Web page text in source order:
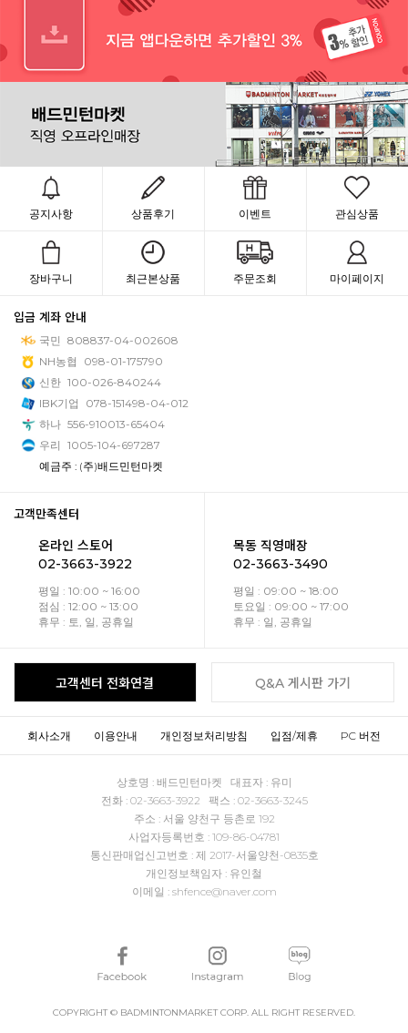
공지사항 상품후기 이벤트 관심상품
장바구니 최근본상품 주문조회 마이페이지
입금 계좌 안내
국민 808837-04-002608
NH농협
098-01-175790
신한 100-026-840244
IBK기업
078-151498-04-012
하나 556-910013-65404
우리 1005-104-697287
예금주 : (주)배드민턴마켓
고객만족센터
온라인 스토어
02-3663-3922
평일 : 10:00 ~ 16:00
점심 : 12:00 ~ 13:00
휴무 : 토, 일, 공휴일
목동 직영매장
02-3663-3490
평일 : 09:00 ~ 18:00
토요일 : 09:00 ~ 17:00
휴무 : 일, 공휴일
고객센터 전화연결 Q&A 게시판 가기
회사소개 이용안내 개인정보처리방침 입점/제휴 PC 버전
상호명 : 배드민턴마켓 대표자 : 유미
전화 : 02-3663-3922 팩스 : 02-3663-3245
주소 : 서울 양천구 등촌로 192
사업자등록번호 : 109-86-04781
통신판매업신고번호 : 제 2017-서울양천-0835호
개인정보책임자 : 유인철
이메일 : shfence@naver.com
COPYRIGHT © BADMINTONMARKET CORP. ALL RIGHT RESERVED.